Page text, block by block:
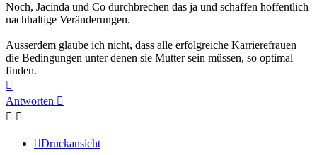
Noch, Jacinda und Co durchbrechen das ja und schaffen hoffentlich
nachhaltige Veränderungen.
Ausserdem glaube ich nicht, dass alle erfolgreiche Karrierefrauen
die Bedingungen unter denen sie Mutter sein müssen, so optimal
finden.
oben
Antworten
Druckansicht